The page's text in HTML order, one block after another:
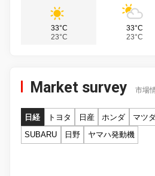
33°C
23°C
33°C
23°C
Market survey 市場
日経 トヨタ 日産 ホンダ マツ
SUBARU
日野 ヤマハ発動機